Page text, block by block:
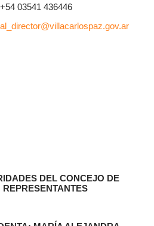
+54 03541 436446
DEL CONCEJO DE
REPRESENTANTES